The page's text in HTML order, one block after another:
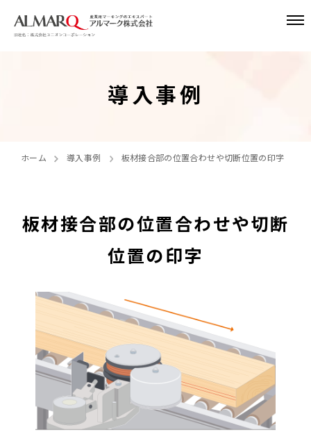
導入事例
ホーム 導入事例 板材接合部の位置合わせや切断位置の印字
板材接合部の位置合わせや切断
位置の印字